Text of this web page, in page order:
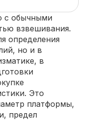
с обычными
взвешивания.
определения
но и в
в
Это
платформы,
предел